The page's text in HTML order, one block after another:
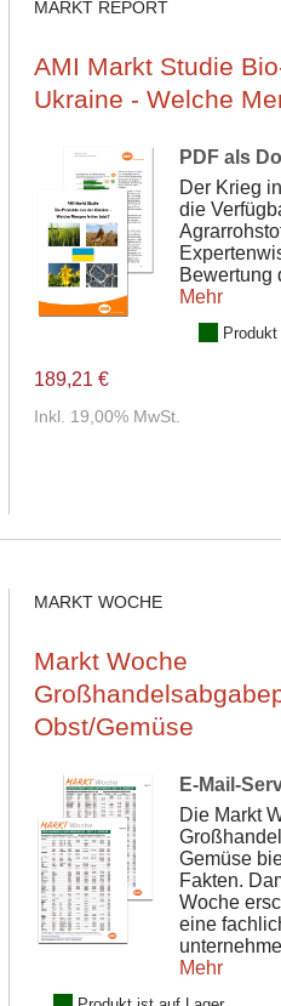
MARKT REPORT
AMI Markt Studie
Ukraine - Welche
PDF als
Der Krieg
die
Bewertung
Mehr
189,21 €
Inkl. 19,00% MwSt.
MARKT WOCHE
Markt Woche
Obst/Gemüse
E-Mail-
Die Markt
Gemüse
Fakten.
Woche
eine
Mehr